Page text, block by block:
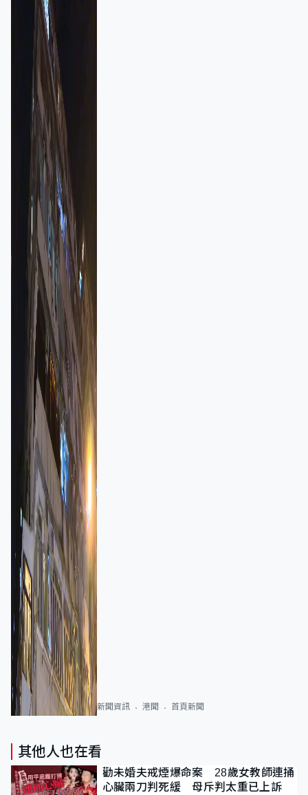
新聞資訊 港聞 首頁新聞
其他人也在看
勸未婚夫戒煙爆命案 28歲女教師連捅
心臟兩刀判死緩 母斥判太重已上訴